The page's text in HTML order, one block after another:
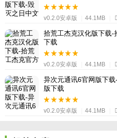
v0.2.0安卓版 44.1MB
拾荒工杰克汉化版下载-
下载
v0.2.0安卓版 44.1MB
异次元通讯6官网版下
版下载
v0.2.0安卓版 44.1MB